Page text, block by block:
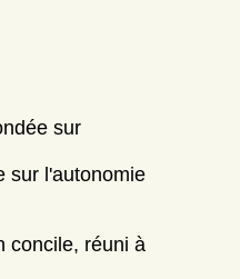
sur
sur l'autonomie
concile, réuni à